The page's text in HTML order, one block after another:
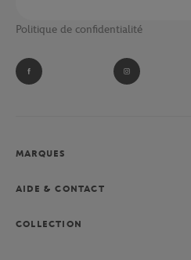
Politique de confidentialité
MARQUES
AIDE & CONTACT
COLLECTION